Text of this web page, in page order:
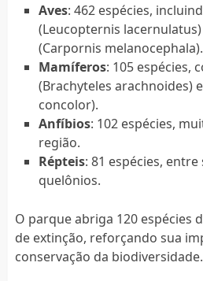
Aves: 462 espécies,
(Leucopternis
(Carpornis melanocephala).
Mamíferos: 105 espécies,
(Brachyteles arachnoides)
concolor).
Anfíbios: 102 espécies,
região.
Répteis: 81 espécies,
quelônios.
O parque abriga 120 espécies
de extinção, reforçando sua
conservação da biodiversidade.